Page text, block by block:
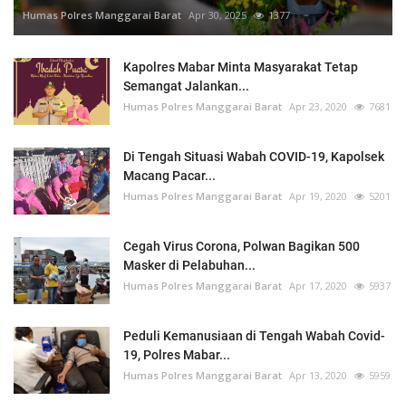
Humas Polres Manggarai Barat Apr 30, 2025 1377
Kapolres Mabar Minta Masyarakat Tetap
Semangat Jalankan...
Humas Polres Manggarai Barat Apr 23, 2020 7681
Di Tengah Situasi Wabah COVID-19, Kapolsek
Macang Pacar...
Humas Polres Manggarai Barat Apr 19, 2020 5201
Cegah Virus Corona, Polwan Bagikan 500
Masker di Pelabuhan...
Humas Polres Manggarai Barat Apr 17, 2020 5937
Peduli Kemanusiaan di Tengah Wabah Covid-
19, Polres Mabar...
Humas Polres Manggarai Barat Apr 13, 2020 5959